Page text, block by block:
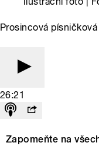
Prosincová
26:21
Zapomeňte na